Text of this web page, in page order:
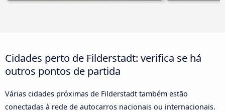
Cidades perto de Filderstadt: verifica se há
outros pontos de partida
Várias cidades próximas de Filderstadt também estão
conectadas à rede de autocarros nacionais ou internacionais.